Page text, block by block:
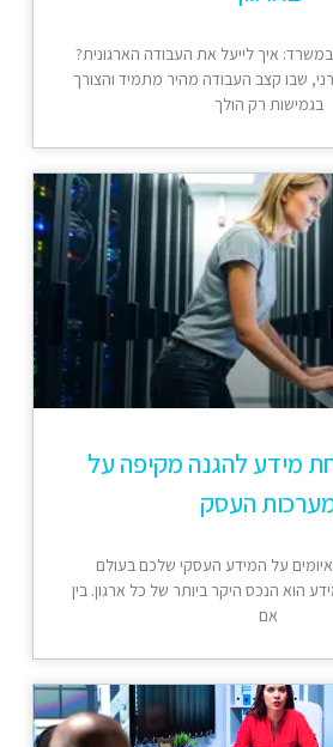
איך לייעל את העבודה הארגונית?
שבו קצב העבודה מהיר מתמיד והצורך
בגמישות רק הולך
מידע להגנה מקיפה על
העסק
על המידע העסקי שלכם בעולם
הוא הנכס היקר ביותר של כל ארגון. בין
אם